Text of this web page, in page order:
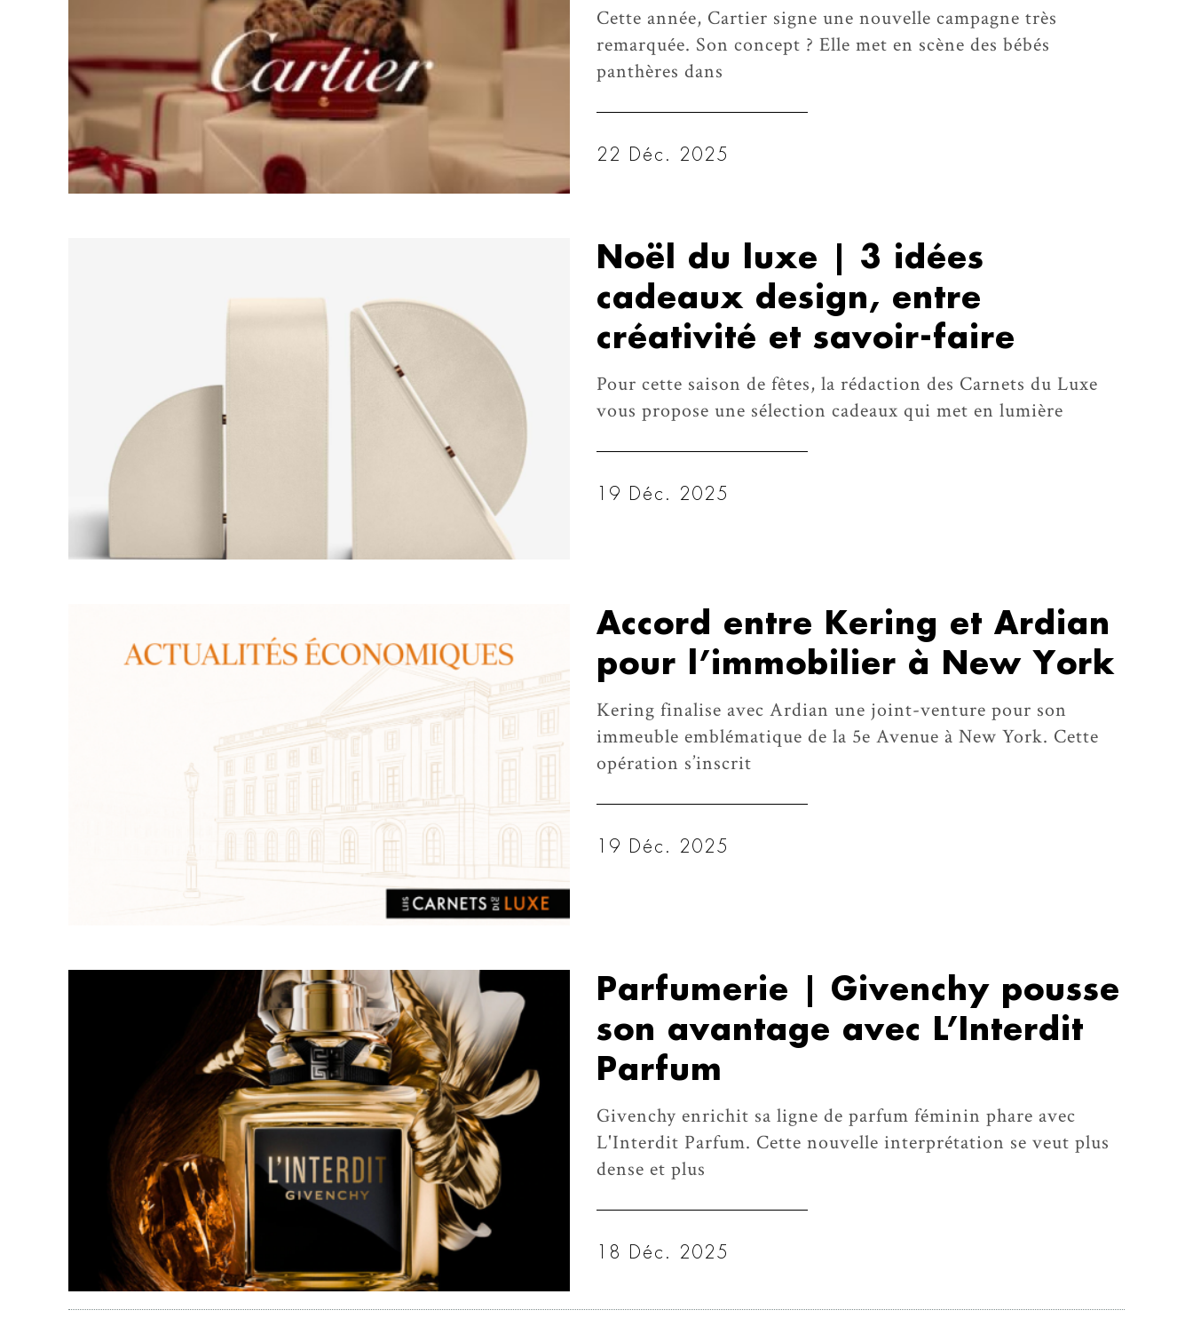
Cette année, Cartier signe une nouvelle campagne très
remarquée. Son concept ? Elle met en scène des bébés
panthères dans
22 Déc. 2025
Noël du luxe | 3 idées
cadeaux design, entre
créativité et savoir-faire
Pour cette saison de fêtes, la rédaction des Carnets du Luxe
vous propose une sélection cadeaux qui met en lumière
19 Déc. 2025
Accord entre Kering et Ardian
pour l’immobilier à New York
Kering finalise avec Ardian une joint-venture pour son
immeuble emblématique de la 5e Avenue à New York. Cette
opération s’inscrit
19 Déc. 2025
Parfumerie | Givenchy pousse
son avantage avec L’Interdit
Parfum
Givenchy enrichit sa ligne de parfum féminin phare avec
L'Interdit Parfum. Cette nouvelle interprétation se veut plus
dense et plus
18 Déc. 2025